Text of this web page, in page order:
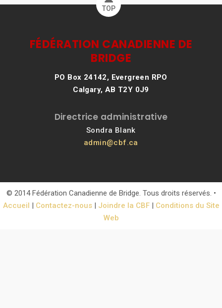
TOP
FÉDÉRATION CANADIENNE DE
BRIDGE
PO Box 24142, Evergreen RPO
Calgary, AB T2Y 0J9
Directrice administrative
Sondra Blank
admin@cbf.ca
© 2014 Fédération Canadienne de Bridge. Tous droits réservés. •
Accueil | Contactez-nous| Joindre la CBF| Conditions du Site
Web